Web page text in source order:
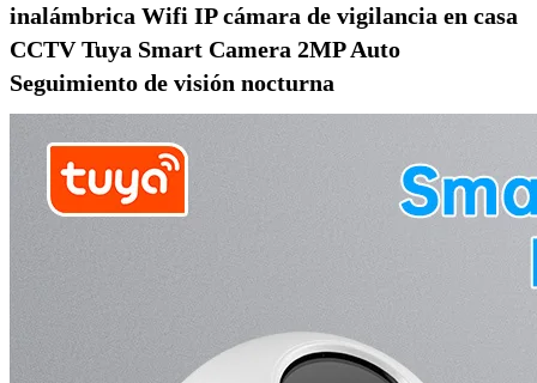
inalámbrica Wifi IP cámara de vigilancia en casa
CCTV Tuya Smart Camera 2MP Auto
Seguimiento de visión nocturna